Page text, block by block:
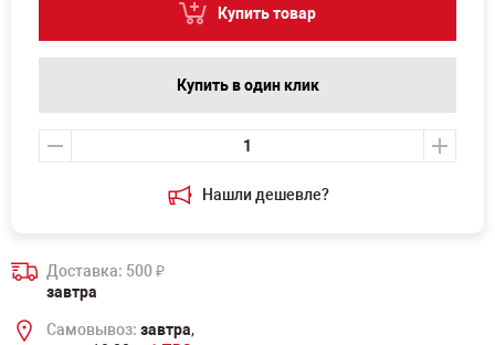
Нашли дешевле?
Купить товар
Купить в один клик
Доставка: 500₽
завтра
Самовывоз: завтра,